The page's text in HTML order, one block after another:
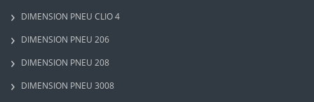
DIMENSION PNEU CLIO 4
DIMENSION PNEU 206
DIMENSION PNEU 208
DIMENSION PNEU 3008